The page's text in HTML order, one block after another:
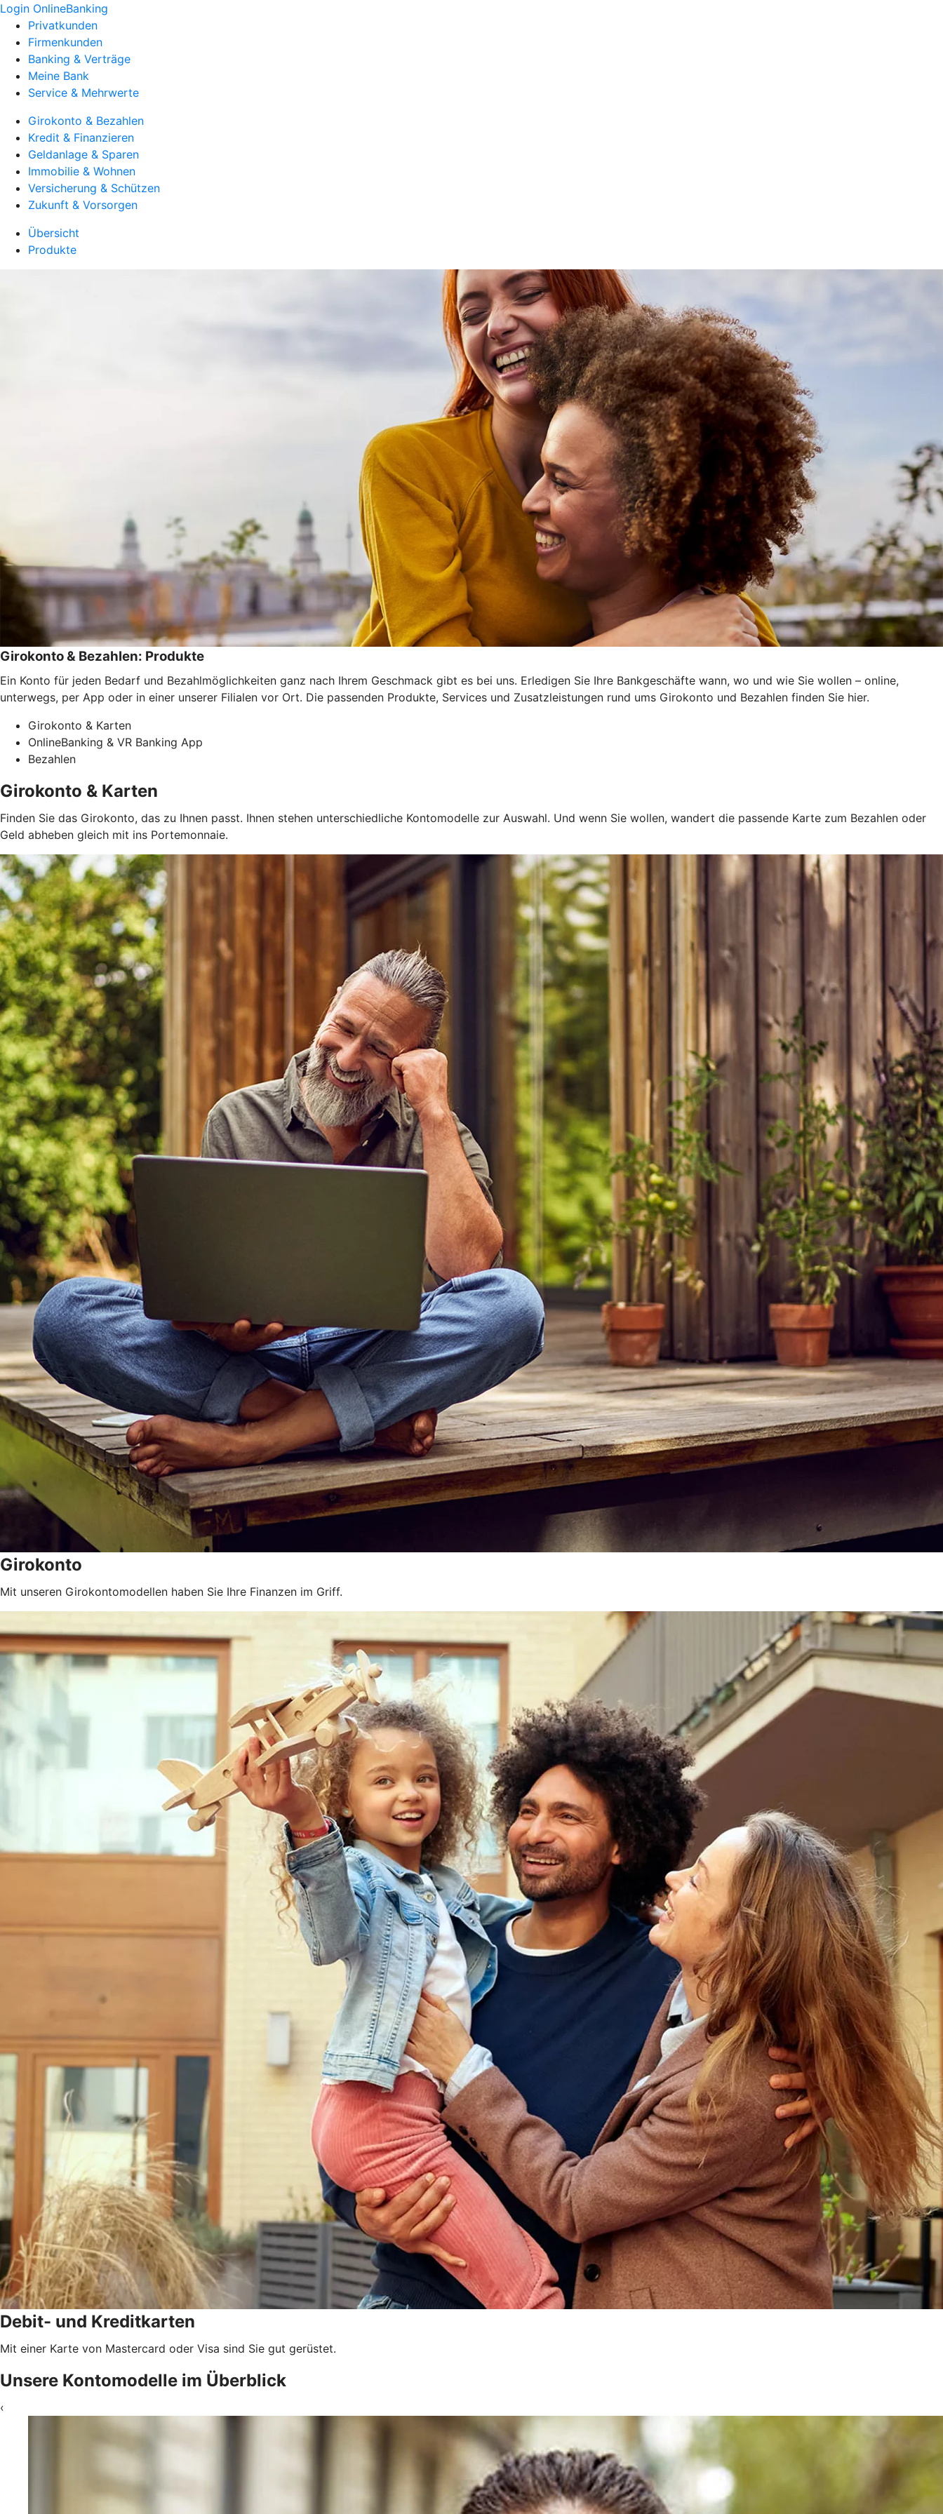
Login OnlineBanking
Privatkunden
Firmenkunden
Banking & Verträge
Meine Bank
Service & Mehrwerte
Girokonto & Bezahlen
Kredit & Finanzieren
Geldanlage & Sparen
Immobilie & Wohnen
Versicherung & Schützen
Zukunft & Vorsorgen
Übersicht
Produkte
Girokonto & Bezahlen: Produkte
Ein Konto für jeden Bedarf und Bezahlmöglichkeiten ganz nach Ihrem Geschmack gibt es bei uns. Erledigen Sie Ihre Bankgeschäfte wann, wo und wie Sie wollen – online,
unterwegs, per App oder in einer unserer Filialen vor Ort. Die passenden Produkte, Services und Zusatzleistungen rund ums Girokonto und Bezahlen finden Sie hier.
Girokonto & Karten
OnlineBanking & VR Banking App
Bezahlen
Girokonto & Karten
Finden Sie das Girokonto, das zu Ihnen passt. Ihnen stehen unterschiedliche Kontomodelle zur Auswahl. Und wenn Sie wollen, wandert die passende Karte zum Bezahlen oder
Geld abheben gleich mit ins Portemonnaie.
Girokonto
Mit unseren Girokontomodellen haben Sie Ihre Finanzen im Griff.
Debit- und Kreditkarten
Mit einer Karte von Mastercard oder Visa sind Sie gut gerüstet.
Unsere Kontomodelle im Überblick
‹